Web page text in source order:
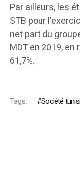
Par ailleurs, les
STB pour
net part du
MDT en 2019, en
61,7%.
Tags: Société